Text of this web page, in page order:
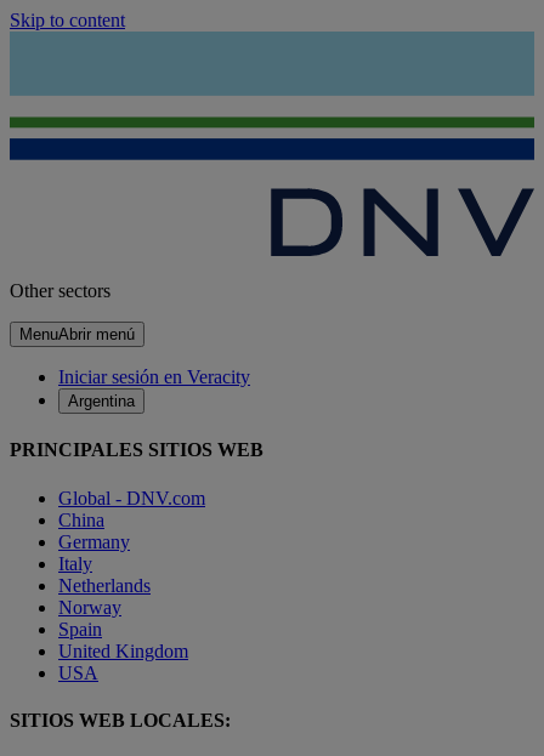
Skip to content
Other sectors
MenuAbrir menú
Iniciar sesión en Veracity
Argentina
PRINCIPALES SITIOS WEB
Global - DNV.com
China
Germany
Italy
Netherlands
Norway
Spain
United Kingdom
USA
SITIOS WEB LOCALES: